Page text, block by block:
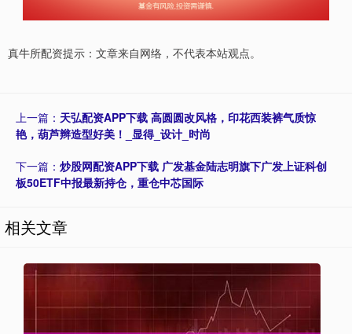
真牛所配资提示：文章来自网络，不代表本站观点。
上一篇： 天弘配资APP下载 高圆圆改风格，印花西装裤气质惊
艳，葫芦辫造型好美！_显得_设计_时尚
下一篇： 炒股网配资APP下载 广发基金陆志明旗下广发上证科创
板50ETF中报最新持仓，重仓中芯国际
相关文章